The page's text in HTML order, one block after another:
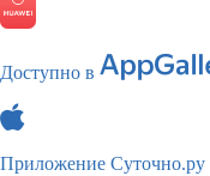
Доступно в
Приложение Суточно.ру